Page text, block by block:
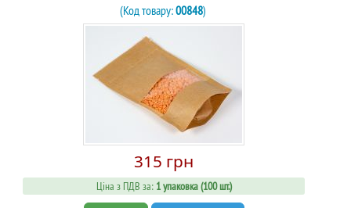
(Код товару:00848)
315 грн
Ціна з ПДВ за: 1 упаковка (100 шт.)